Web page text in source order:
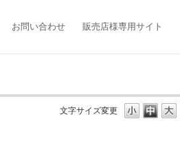
お問い合わせ 販売店様専用サイト
文字サイズ変更